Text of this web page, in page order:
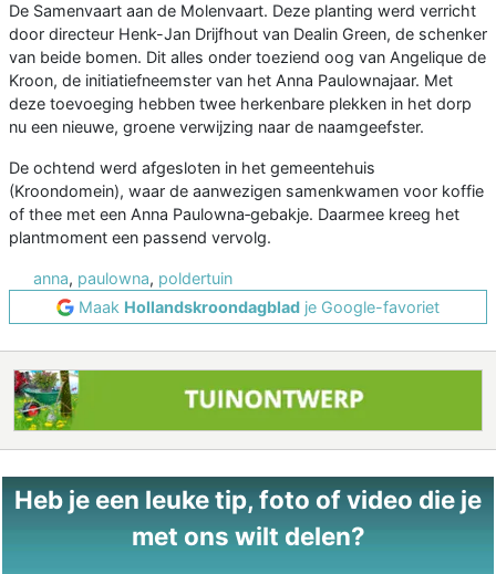
De Samenvaart aan de Molenvaart. Deze planting werd verricht
door directeur Henk-Jan Drijfhout van Dealin Green, de schenker
van beide bomen. Dit alles onder toeziend oog van Angelique de
Kroon, de initiatiefneemster van het Anna Paulownajaar. Met
deze toevoeging hebben twee herkenbare plekken in het dorp
nu een nieuwe, groene verwijzing naar de naamgeefster.
De ochtend werd afgesloten in het gemeentehuis
(Kroondomein), waar de aanwezigen samenkwamen voor koffie
of thee met een Anna Paulowna‑gebakje. Daarmee kreeg het
plantmoment een passend vervolg.
anna, paulowna, poldertuin
Maak Hollandskroondagblad je Google-favoriet
Heb je een leuke tip, foto of video die je
met ons wilt delen?